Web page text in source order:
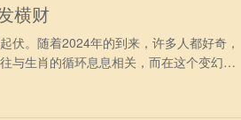
横财
。随着2024年的到来，许多人都好奇，
与生肖的循环息息相关，而在这个变幻莫